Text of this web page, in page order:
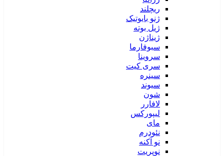
ریچلند
ژنو بایوتیک
ژیل بوته
ژیناژن
سبوفارما
سروینا
سری کیت
سینره
سیوند
شون
لافارر
لیپورکس
مای
نئودرم
نو آکنه
نوپریت